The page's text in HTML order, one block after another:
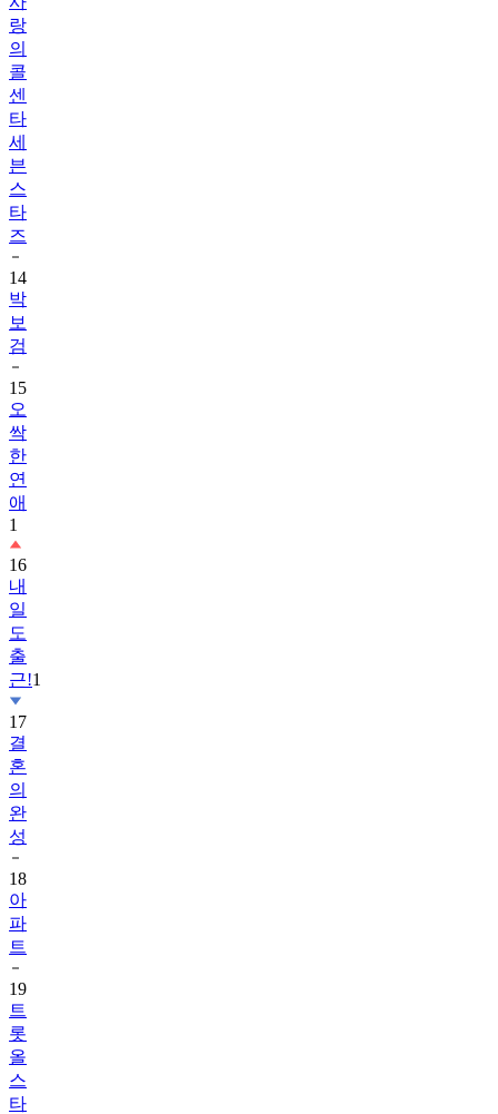
랑
의
콜
센
타
세
븐
스
타
즈
14
박
보
검
15
오
싹
한
연
애
1
16
내
일
도
출
근!1
17
결
혼
의
완
성
18
아
파
트
19
트
롯
올
스
타